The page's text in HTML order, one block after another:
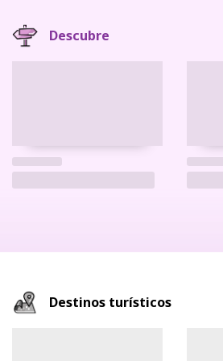
Descubre
Destinos turísticos